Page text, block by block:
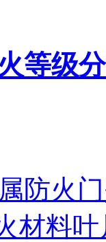
等级
防火
材料